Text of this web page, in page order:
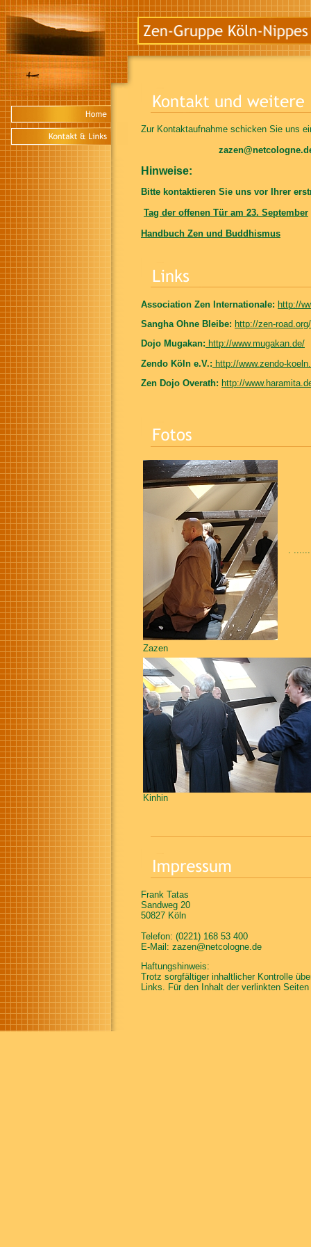
Zur Kontaktaufnahme schicken Sie uns
Hinweise:
Bitte kontaktieren Sie uns vor Ihrer
Tag der offenen Tür am 23. September
Handbuch Zen und Buddhismus
Association Zen Internationale: http://
Sangha Ohne Bleibe: http://zen-
Dojo Mugakan: http://www.mugakan.de/
Zendo Köln e.V.: http://www.zendo-
Zen Dojo Overath: http://
Zazen
Kinhin
Frank Tatas
Sandweg 20
50827 Köln
Telefon: (0221) 168 53 400
E-Mail: zazen@netcologne.de
Haftungshinweis:
Trotz sorgfältiger inhaltlicher Kontrolle
Links. Für den Inhalt der verlinkten